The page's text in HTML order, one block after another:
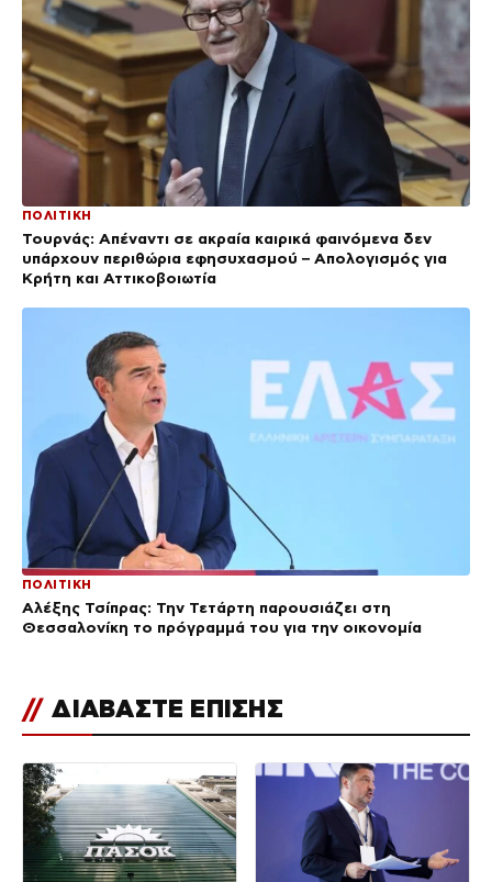
ΠΟΛΙΤΙΚΗ
Τουρνάς: Απέναντι σε ακραία καιρικά φαινόμενα δεν
υπάρχουν περιθώρια εφησυχασμού – Απολογισμός για
Κρήτη και Αττικοβοιωτία
ΠΟΛΙΤΙΚΗ
Αλέξης Τσίπρας: Την Τετάρτη παρουσιάζει στη
Θεσσαλονίκη το πρόγραμμά του για την οικονομία
// ΔΙΑΒΑΣΤΕ ΕΠΙΣΗΣ